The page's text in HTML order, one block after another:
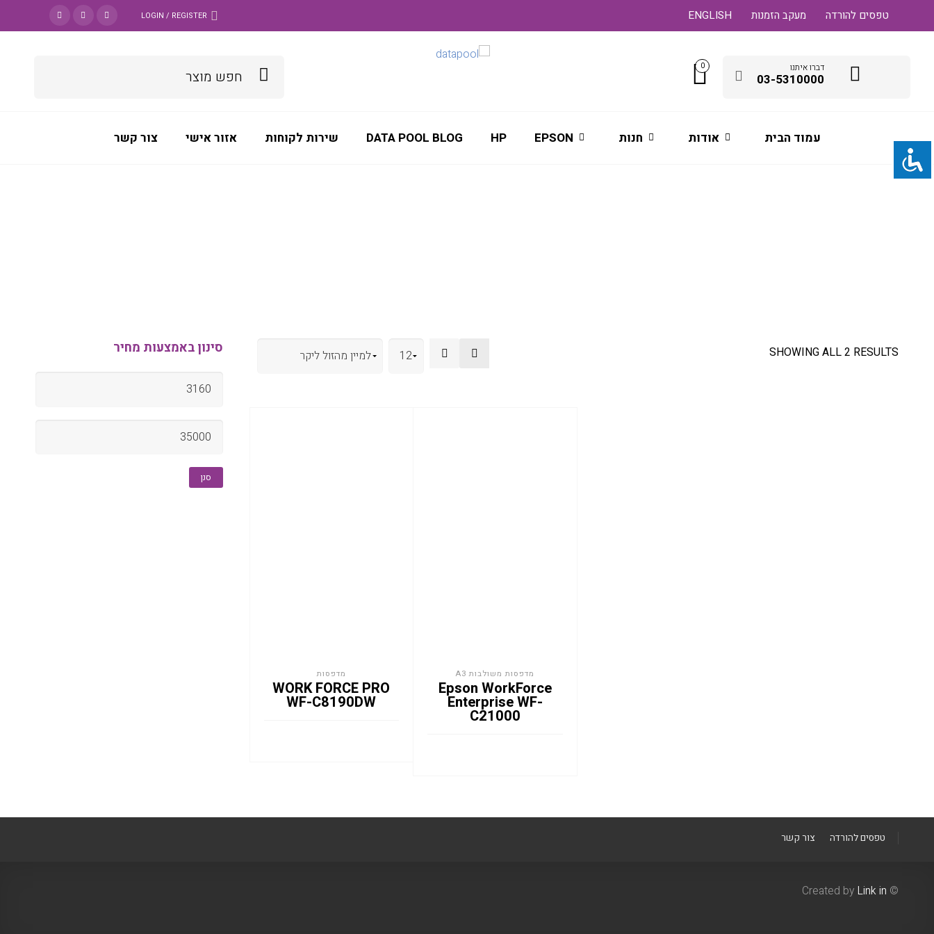
ENGLISH מעקב הזמנות טפסים להורדה LOGIN / REGISTER
דברו איתנו
03-5310000
0
עמוד הבית אודות חנות EPSON
HP
DATA POOL BLOG שירות לקוחות אזור אישי צור קשר
סינון באמצעות מחיר
מינימלי
מחיר
מקסימלי
סנן
SHOWING ALL 2 RESULTS
מדפסות
WORK FORCE PRO
WF-C8190DW
מדפסות משולבות A3
Epson WorkForce
Enterprise WF-
C21000
טפסים להורדה צור קשר
© Created by
Link in